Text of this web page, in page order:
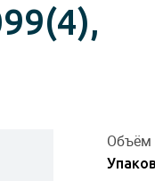
Объём